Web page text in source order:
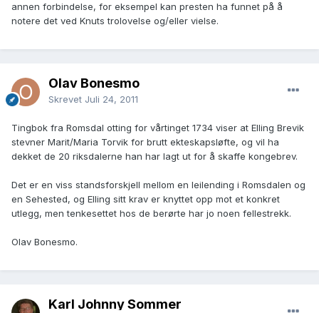
annen forbindelse, for eksempel kan presten ha funnet på å
notere det ved Knuts trolovelse og/eller vielse.
Olav Bonesmo
Skrevet Juli 24, 2011
Tingbok fra Romsdal otting for vårtinget 1734 viser at Elling Brevik
stevner Marit/Maria Torvik for brutt ekteskapsløfte, og vil ha
dekket de 20 riksdalerne han har lagt ut for å skaffe kongebrev.
Det er en viss standsforskjell mellom en leilending i Romsdalen og
en Sehested, og Elling sitt krav er knyttet opp mot et konkret
utlegg, men tenkesettet hos de berørte har jo noen fellestrekk.
Olav Bonesmo.
Karl Johnny Sommer